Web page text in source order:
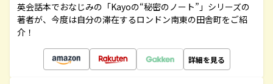
英会話本でおなじみの「Kayoの“秘密のノート”」シリーズの
著者が、今度は自分の滞在するロンドン南東の田舎町をご紹
介！
詳細を見る